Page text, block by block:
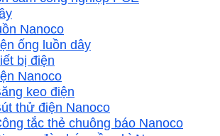
Nanoco
ống luồn dây
bị điện
Nanoco
keo điện
thử điện Nanoco
tắc thẻ chuông báo Nanoco